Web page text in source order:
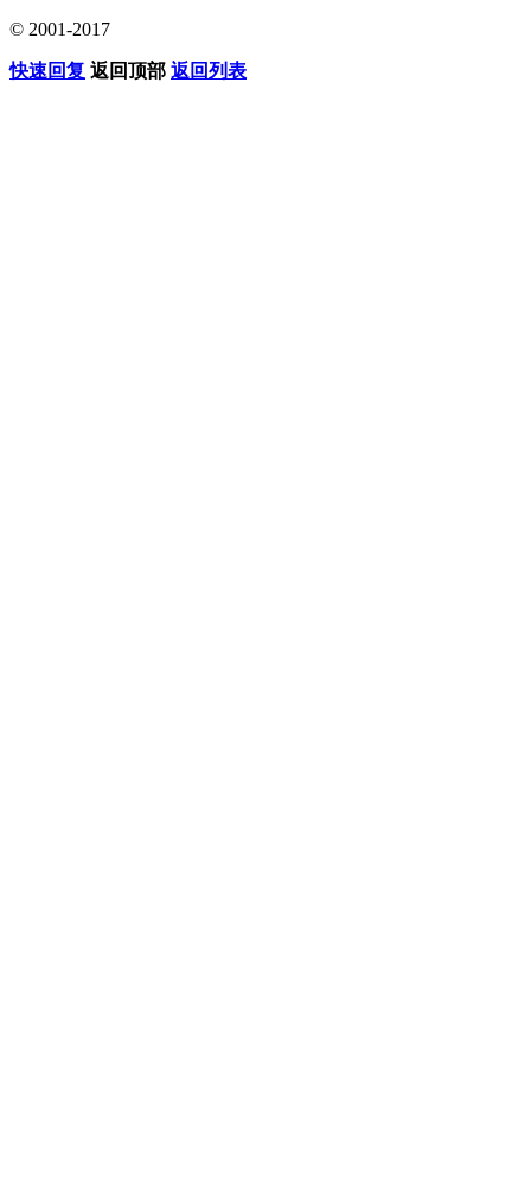
© 2001-2017
快速回复 返回顶部 返回列表